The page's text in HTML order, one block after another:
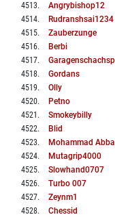
4513. Angrybishop12
4514. Rudranshsai1234
4515. Zauberzunge
4516. Berbi
4517.
4518. Gordans
4519. Olly
4520. Petno
4521 . Smokeybilly
4522. Blid
4523. Mohammad
4524. Mutagrip4000
4525. Slowhand0707
4526. Turbo 007
4527. Zeynm1
4528. Chessid